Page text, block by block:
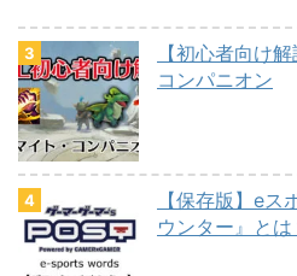
【初心者向け
コンパニオン
【保存版】e
ウンター』とは